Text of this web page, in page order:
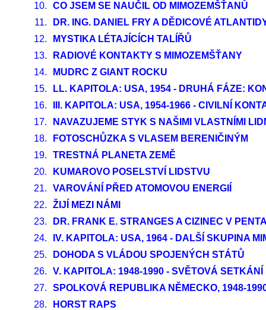
10.
CO JSEM SE NAUČIL OD MIMOZEMŠŤANŮ
11.
DR. ING. DANIEL FRY A DĚDICOVÉ
12.
MYSTIKA LÉTAJÍCÍCH TALÍŘŮ
13.
RADIOVÉ KONTAKTY S MIMOZEMŠŤANY
14.
MUDRC Z GIANT ROCKU
15.
LL. KAPITOLA: USA, 1954 - DRUHÁ FÁZE:
16.
III. KAPITOLA: USA, 1954-1966 - CIVILNÍ
17.
NAVAZUJEME STYK S NAŠIMI VLASTNÍMI
18.
FOTOSCHŮZKA S VLASEM BERENIČINÝM
19.
TRESTNÁ PLANETA ZEMĚ
20.
KUMAROVO POSELSTVÍ LIDSTVU
21.
VAROVÁNÍ PŘED ATOMOVOU ENERGIÍ
22.
ŽIJÍ MEZI NÁMI
23.
DR. FRANK E. STRANGES A CIZINEC V
24.
IV. KAPITOLA: USA, 1964 - DALŠÍ SKUPINA
25.
DOHODA S VLÁDOU SPOJENÝCH STÁTŮ
26.
V. KAPITOLA: 1948-1990 - SVĚTOVÁ SETKÁNÍ
27.
SPOLKOVÁ REPUBLIKA NĚMECKO, 1948-
28.
HORST RAPS